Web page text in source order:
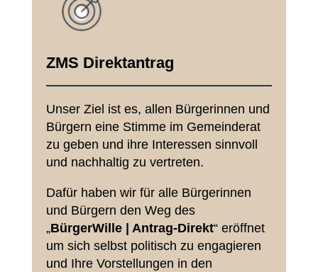
ZMS Direktantrag
Unser Ziel ist es, allen Bürgerinnen und
Bürgern eine Stimme im Gemeinderat
zu geben und ihre Interessen sinnvoll
und nachhaltig zu vertreten.
Dafür haben wir für alle Bürgerinnen
und Bürgern den Weg des
„BürgerWille | Antrag-Direkt“ eröffnet
um sich selbst politisch zu engagieren
und Ihre Vorstellungen in den